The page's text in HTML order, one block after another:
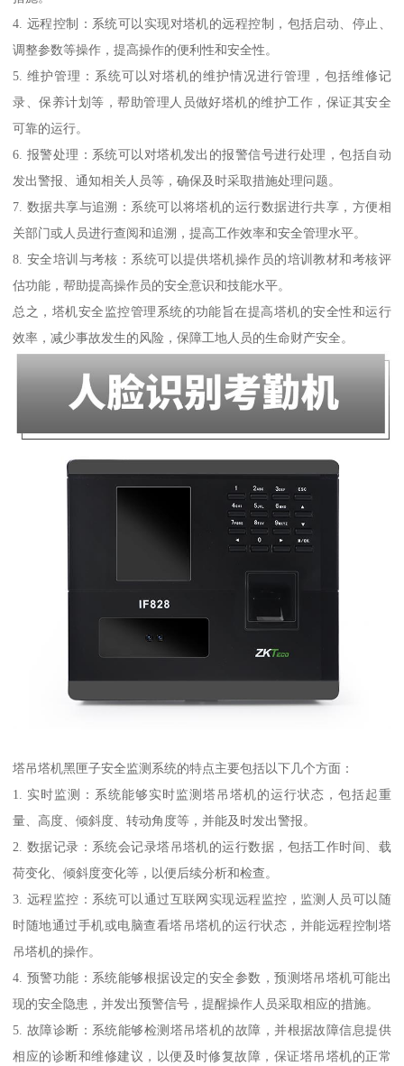
4. 远程控制：系统可以实现对塔机的远程控制，包括启动、停止、
调整参数等操作，提高操作的便利性和安全性。
5. 维护管理：系统可以对塔机的维护情况进行管理，包括维修记
录、保养计划等，帮助管理人员做好塔机的维护工作，保证其安全
可靠的运行。
6. 报警处理：系统可以对塔机发出的报警信号进行处理，包括自动
发出警报、通知相关人员等，确保及时采取措施处理问题。
7. 数据共享与追溯：系统可以将塔机的运行数据进行共享，方便相
关部门或人员进行查阅和追溯，提高工作效率和安全管理水平。
8. 安全培训与考核：系统可以提供塔机操作员的培训教材和考核评
估功能，帮助提高操作员的安全意识和技能水平。
总之，塔机安全监控管理系统的功能旨在提高塔机的安全性和运行
效率，减少事故发生的风险，保障工地人员的生命财产安全。
塔吊塔机黑匣子安全监测系统的特点主要包括以下几个方面：
1. 实时监测：系统能够实时监测塔吊塔机的运行状态，包括起重
量、高度、倾斜度、转动角度等，并能及时发出警报。
2. 数据记录：系统会记录塔吊塔机的运行数据，包括工作时间、载
荷变化、倾斜度变化等，以便后续分析和检查。
3. 远程监控：系统可以通过互联网实现远程监控，监测人员可以随
时随地通过手机或电脑查看塔吊塔机的运行状态，并能远程控制塔
吊塔机的操作。
4. 预警功能：系统能够根据设定的安全参数，预测塔吊塔机可能出
现的安全隐患，并发出预警信号，提醒操作人员采取相应的措施。
5. 故障诊断：系统能够检测塔吊塔机的故障，并根据故障信息提供
相应的诊断和维修建议，以便及时修复故障，保证塔吊塔机的正常